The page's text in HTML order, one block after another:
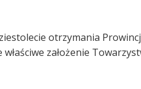
otrzymania
założenie